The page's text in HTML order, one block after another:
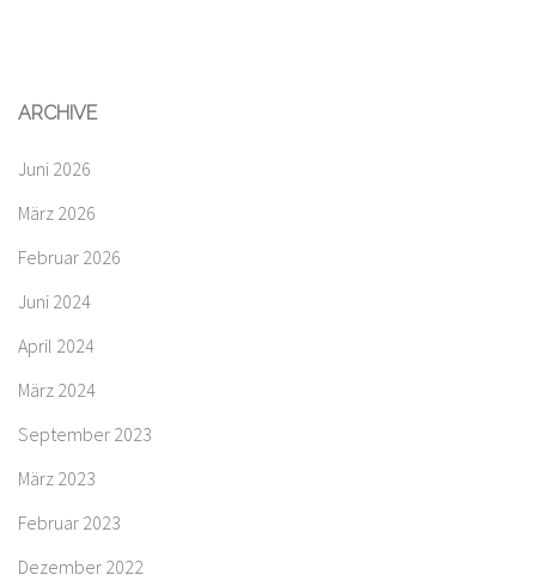
ARCHIVE
Juni 2026
März 2026
Februar 2026
Juni 2024
April 2024
März 2024
September 2023
März 2023
Februar 2023
Dezember 2022